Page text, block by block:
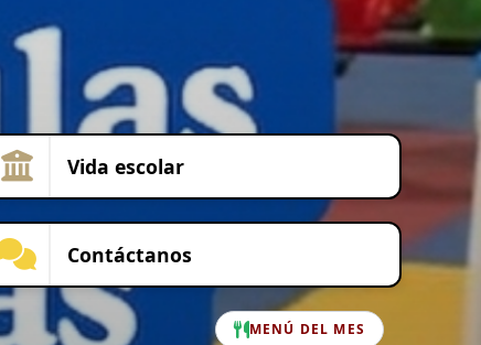
Vida escolar
Contáctanos
MENÚ DEL MES